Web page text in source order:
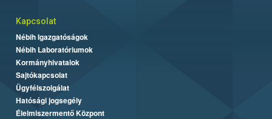
Kapcsolat
Nébih Igazgatóságok
Nébih Laboratóriumok
Kormányhivatalok
Sajtókapcsolat
Ügyfélszolgálat
Hatósági jogsegély
Élelmiszermentő Központ